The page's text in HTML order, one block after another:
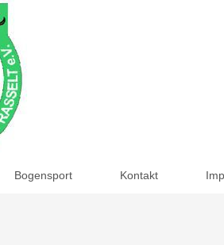
Bogensport Kontakt